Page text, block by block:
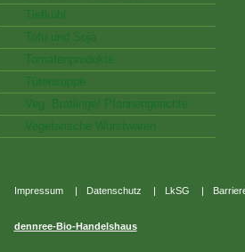
Tiefkühl
Tofu und Soja
Tomatenprodukte
Tütensuppe
Veg. Bratlinge/ Pfannengerichte
Vegetarische Wurstwaren
Impressum | Datenschutz | LkSG |
dennree-Bio-Handelshaus